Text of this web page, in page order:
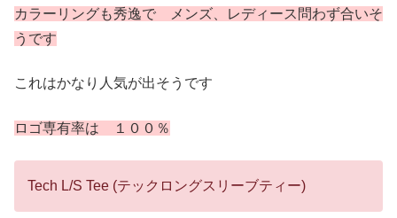
カラーリングも秀逸で メンズ、レディース問わず合いそ
うです
これはかなり人気が出そうです
ロゴ専有率は １００％
Tech L/S Tee (テックロングスリーブティー)